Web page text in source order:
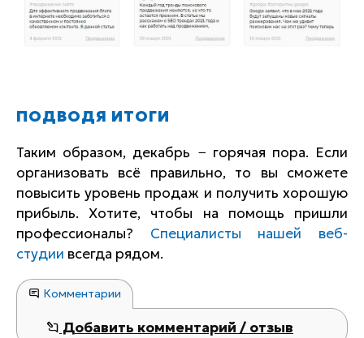
ПОДВОДЯ ИТОГИ
Таким образом, декабрь − горячая пора. Если
организовать всё правильно, то вы сможете
повысить уровень продаж и получить хорошую
прибыль. Хотите, чтобы на помощь пришли
профессионалы? Специалисты нашей веб-
студии всегда рядом.
Комментарии
Добавить комментарий / отзыв